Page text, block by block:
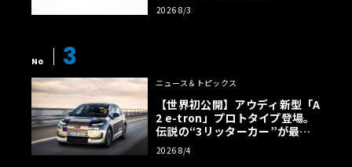
2026 8/3
No 3
ニュース＆トピックス
【世界初公開】アウディ新型「A
2 e-tron」プロトタイプ登場。
伝説の“3リッターカー”が最高
効率エントリーBEVとして復活
【画像38枚】
2026 8/4